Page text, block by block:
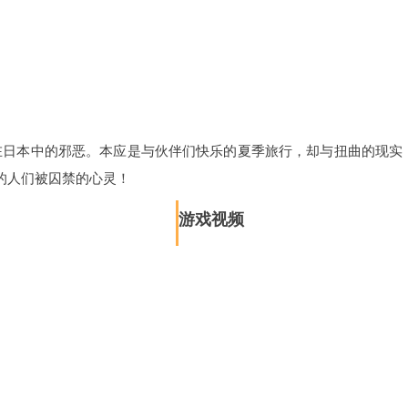
本中的邪恶。本应是与伙伴们快乐的夏季旅行，却与扭曲的现实
们被囚禁的心灵！
游戏视频